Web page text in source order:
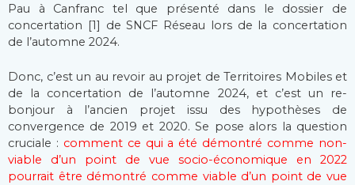
Pau à Canfranc tel que présenté dans le dossier de
concertation [1] de SNCF Réseau lors de la concertation
de l’automne 2024.
Donc, c’est un au revoir au projet de Territoires Mobiles et
de la concertation de l’automne 2024, et c’est un re-
bonjour à l’ancien projet issu des hypothèses de
convergence de 2019 et 2020. Se pose alors la question
cruciale : comment ce qui a été démontré comme non-
viable d’un point de vue socio-économique en 2022
pourrait être démontré comme viable d’un point de vue